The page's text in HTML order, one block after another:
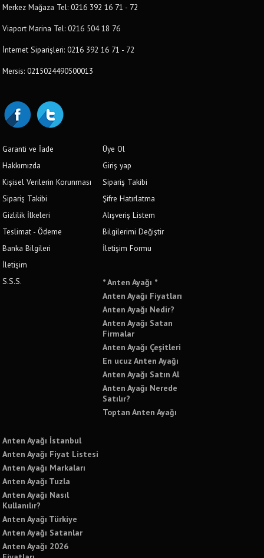
Merkez Mağaza Tel: 0216 392 16 71 - 72
Viaport Marina Tel: 0216 504 18 76
İnternet Siparişleri: 0216 392 16 71 - 72
Mersis: 0215024490500013
Garanti ve İade
Hakkımızda
Kişisel Verilerin Korunması
Sipariş Takibi
Gizlilik İlkeleri
Teslimat - Ödeme
Banka Bilgileri
İletişim
S.S.S.
Üye Ol
Giriş yap
Sipariş Takibi
Şifre Hatırlatma
Alışveriş Listem
Bilgilerimi Değiştir
İletişim Formu
* Anten Ayağı *
Anten Ayağı Fiyatları
Anten Ayağı Nedir?
Anten Ayağı Satan
Firmalar
Anten Ayağı Çeşitleri
En ucuz Anten Ayağı
Anten Ayağı Satın Al
Anten Ayağı Nerede
Satılır?
Toptan Anten Ayağı
Anten Ayağı İstanbul
Anten Ayağı Fiyat Listesi
Anten Ayağı Markaları
Anten Ayağı Tuzla
Anten Ayağı Nasıl
Kullanılır?
Anten Ayağı Türkiye
Anten Ayağı Satanlar
Anten Ayağı 2026